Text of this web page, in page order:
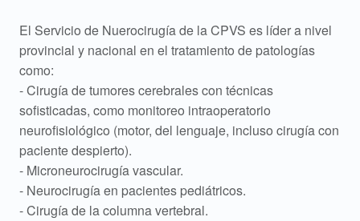
El Servicio de Nuerocirugía de la CPVS es líder a nivel
provincial y nacional en el tratamiento de patologías
como:
- Cirugía de tumores cerebrales con técnicas
sofisticadas, como monitoreo intraoperatorio
neurofisiológico (motor, del lenguaje, incluso cirugía con
paciente despierto).
- Microneurocirugía vascular.
- Neurocirugía en pacientes pediátricos.
- Cirugía de la columna vertebral.